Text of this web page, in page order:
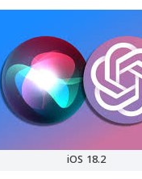
iOS 18.2